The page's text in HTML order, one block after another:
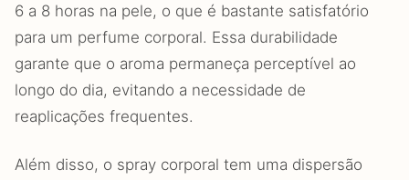
6 a 8 horas na pele, o que é bastante satisfatório
para um perfume corporal. Essa durabilidade
garante que o aroma permaneça perceptível ao
longo do dia, evitando a necessidade de
reaplicações frequentes.
Além disso, o spray corporal tem uma dispersão